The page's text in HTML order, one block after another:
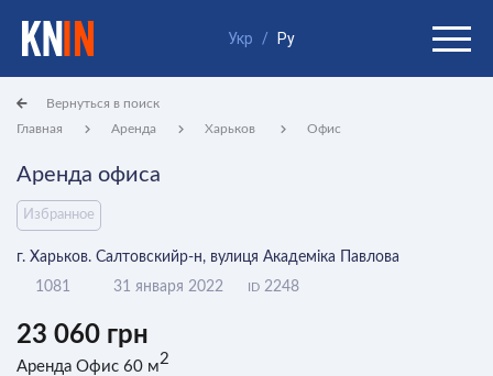
Укр / Ру
Главная Аренда Харьков Офис
Вернуться в поиск
Аренда офиса
Избранное
г. Харьков. Салтовскийр-н, вулиця Академіка Павлова
1081
31 января 2022 ID 2248
23 060 грн
Аренда Офис 60 м2